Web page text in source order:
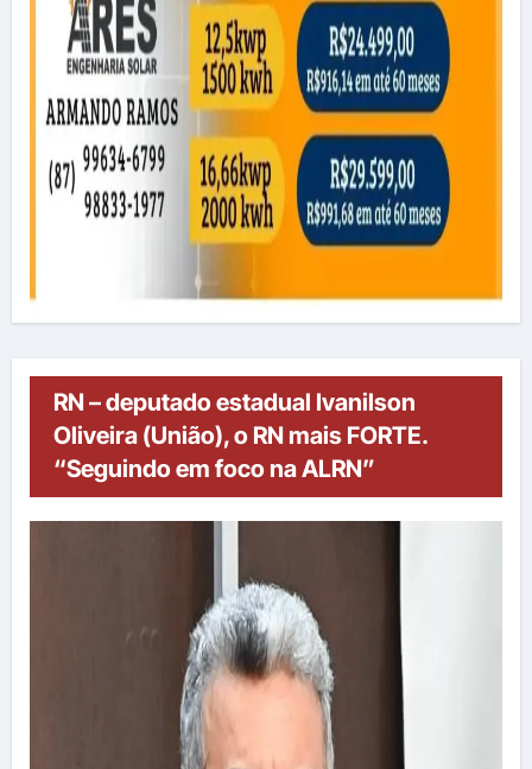
RN – deputado estadual Ivanilson
Oliveira (União), o RN mais FORTE.
“Seguindo em foco na ALRN”